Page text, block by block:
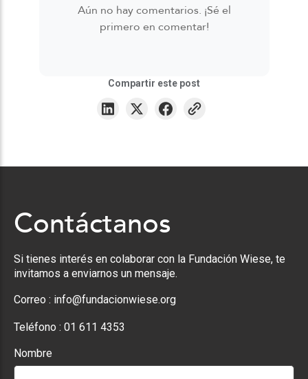
Aún no hay comentarios. ¡Sé el
primero en comentar!
Compartir este post
Contáctanos
Si tienes interés en colaborar con la Fundación Wiese, te
invitamos a enviarnos un mensaje.
Correo : info@fundacionwiese.org
Teléfono : 01 611 4353
Nombre